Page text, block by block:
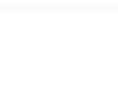
ステ、きれいを磨く